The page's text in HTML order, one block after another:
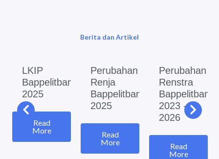
Berita dan Artikel
LKIP
Bappelitbangda
2025
Read
More
Perubahan
Renja
Bappelitbangda
2025
Read
More
Perubahan
Renstra
2023 -
2026
Read
More